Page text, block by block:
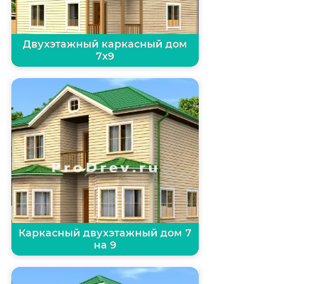
Двухэтажный каркасный дом
7х9
Каркасный двухэтажный дом 7
на 9